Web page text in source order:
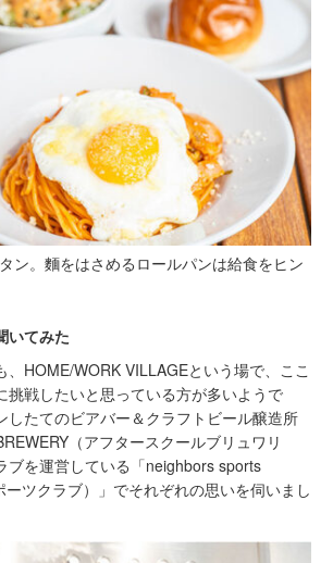
ン。麵をはさめるロールパンは給食をヒン
いてみた
、HOME/WORK VILLAGEという場で、ここ
挑戦したいと思っている方が多いようで
したてのビアバー＆クラフトビール醸造所
（アフタースクールブリュワリ
ブを運営している「neighbors sports
ツクラブ）」でそれぞれの思いを伺いまし